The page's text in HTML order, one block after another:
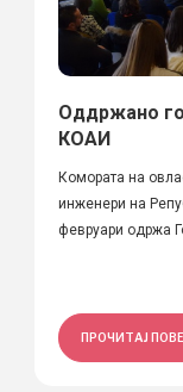
Оддржано
КОАИ
Комората на
инженери на
февруари одржа
ПРОЧИТАЈ